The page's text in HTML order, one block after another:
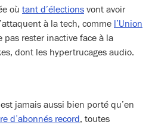
où tant d’élections vont avoir
à la tech, comme l’Union
pas rester inactive face à la
dont les hypertrucages audio.
jamais aussi bien porté qu’en
d’abonnés record, toutes